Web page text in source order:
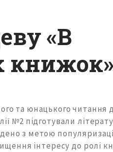
«В
книжок»
та юнацького читання
№2 підготували
з метою
інтересу до ролі